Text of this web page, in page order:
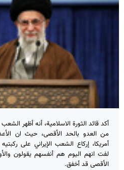
أكد قائد الثورة الاسلامية، أنه أظهر
من العدو بالحد الأقصى، حيث ان
أمريكا، إركاع الشعب الإيراني على
لفت انهم اليوم هم أنفسهم يقولون
الأقصى قد أخفق.